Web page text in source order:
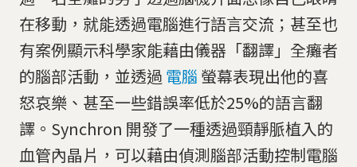
在移動，就能透過電腦進行語言交流；甚至也
有案例顯示科學家能藉由儀器「翻譯」全癱者
的腦部活動，並透過 電腦 螢幕表現出他的喜
怒哀樂、甚至一些錯誤率低於25%的語言翻
譯。Synchron 開發了一種透過頸靜脈植入的
血管內晶片，可以藉由偵測腦部活動控制電腦